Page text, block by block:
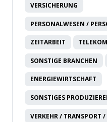
VERSICHERUNG
PERSONALWESEN /
ZEITARBEIT
SONSTIGE BRANCHEN
ENERGIEWIRTSCHAFT
SONSTIGES
VERKEHR / TRANSPORT